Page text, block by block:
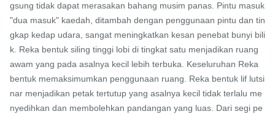
gsung tidak dapat merasakan bahang musim panas. Pintu masuk
"dua masuk" kaedah, ditambah dengan penggunaan pintu dan tin
gkap kedap udara, sangat meningkatkan kesan penebat bunyi bili
k. Reka bentuk siling tinggi lobi di tingkat satu menjadikan ruang
awam yang pada asalnya kecil lebih terbuka. Keseluruhan Reka
bentuk memaksimumkan penggunaan ruang. Reka bentuk lif lutsi
nar menjadikan petak tertutup yang asalnya kecil tidak terlalu me
nyedihkan dan membolehkan pandangan yang luas. Dari segi pe